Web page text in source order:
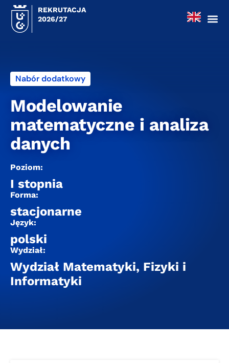
REKRUTACJA
2026/27
Nabór dodatkowy
Modelowanie
matematyczne i analiza
danych
Poziom:
I stopnia
Forma:
stacjonarne
Język:
polski
Wydział:
Wydział Matematyki, Fizyki i
Informatyki